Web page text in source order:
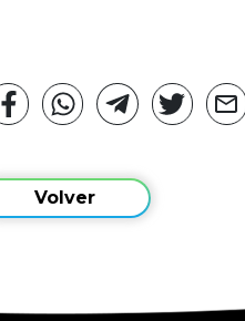
Volver